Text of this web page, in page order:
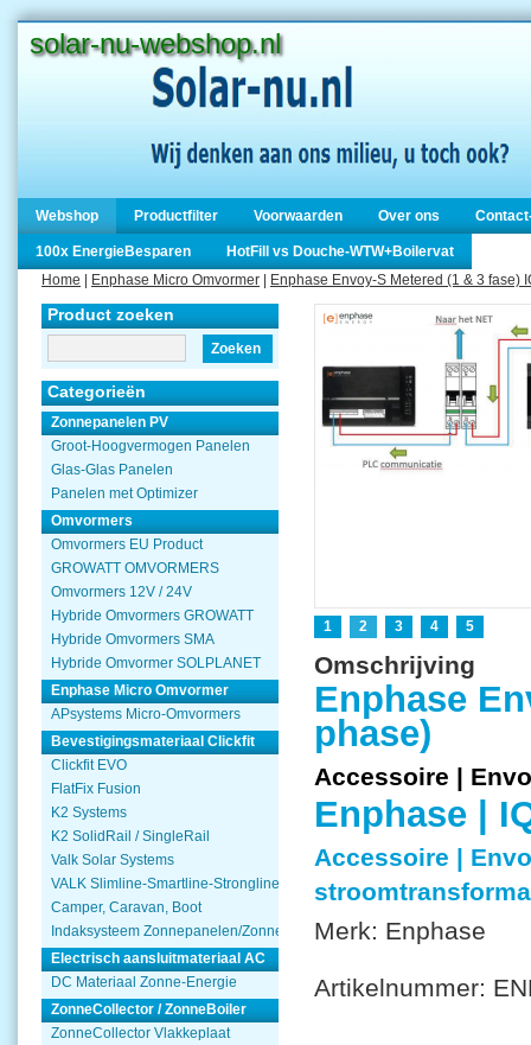
solar-nu-webshop.nl
Webshop Productfilter Voorwaarden Over ons
100x EnergieBesparen
HotFill vs Douche-WTW+Boilervat
Home
Enphase Micro Omvormer Enphase Envoy-S Metered (1 & 3 fase)
Product zoeken
Zoeken
Categorieën
Zonnepanelen PV
Groot-Hoogvermogen Panelen
Glas-Glas Panelen
Panelen met Optimizer
Omvormers
Omvormers EU Product
GROWATT OMVORMERS
Omvormers 12V / 24V
Hybride Omvormers GROWATT
Hybride Omvormers SMA
Hybride Omvormer SOLPLANET
Enphase Micro Omvormer
APsystems Micro-Omvormers
Bevestigingsmateriaal Clickfit
Clickfit EVO
FlatFix Fusion
K2 Systems
K2 SolidRail / SingleRail
Valk Solar Systems
VALK Slimline-Smartline-Strongline
Camper, Caravan, Boot
Indaksysteem Zonnepanelen/Zonnecollector
Electrisch aansluitmateriaal AC
DC Materiaal Zonne-Energie
ZonneCollector / ZonneBoiler
ZonneCollector Vlakkeplaat
1 2 3 4 5
Omschrijving
Enphase
phase)
Accessoire |
Enphase |
Accessoire |
Merk: Enphase
Artikelnummer: